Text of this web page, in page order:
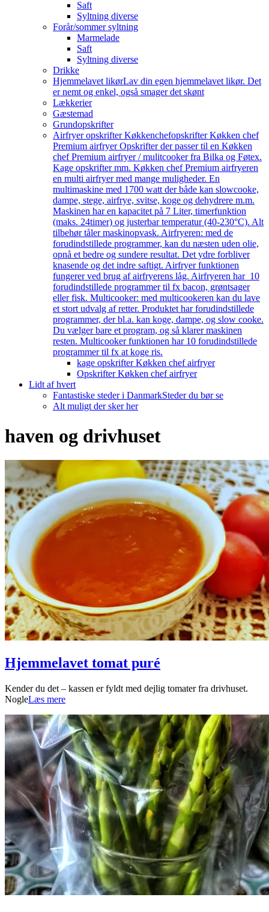
Saft
Syltning diverse
Forår/sommer syltning
Marmelade
Saft
Syltning diverse
Drikke
Hjemmelavet likørLav din egen hjemmelavet likør. Det
er nemt og enkel, også smager det skønt
Lækkerier
Gæstemad
Grundopskrifter
Airfryer opskrifter Køkkenchefopskrifter Køkken chef
Premium airfryer Opskrifter der passer til en Køkken
chef Premium airfryer / mulitcooker fra Bilka og Føtex.
Kage opskrifter mm. Køkken chef Premium airfryeren
en multi airfryer med mange muligheder. En
multimaskine med 1700 watt der både kan slowcooke,
dampe, stege, airfrye, svitse, koge og dehydrere m.m.
Maskinen har en kapacitet på 7 Liter, timerfunktion
(maks. 24timer) og justerbar temperatur (40-230°C). Alt
tilbehør tåler maskinopvask. Airfryeren: med de
forudindstillede programmer, kan du næsten uden olie,
opnå et bedre og sundere resultat. Det ydre forbliver
knasende og det indre saftigt. Airfryer funktionen
fungerer ved brug af airfryerens låg. Airfryeren har 10
forudindstillede programmer til fx bacon, grøntsager
eller fisk. Multicooker: med multicookeren kan du lave
et stort udvalg af retter. Produktet har forudindstillede
programmer, der bl.a. kan koge, dampe, og slow cooke.
Du vælger bare et program, og så klarer maskinen
resten. Multicooker funktionen har 10 forudindstillede
programmer til fx at koge ris.
kage opskrifter Køkken chef airfryer
Opskrifter Køkken chef airfryer
Lidt af hvert
Fantastiske steder i DanmarkSteder du bør se
Alt muligt der sker her
haven og drivhuset
Hjemmelavet tomat puré
2022-
08-
Kender du det – kassen er fyldt med dejlig tomater fra drivhuset.
NogleLæs mere